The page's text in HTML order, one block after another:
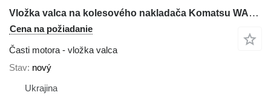
Vložka valca na kolesového nakladača Komatsu WA380
Cena na požiadanie
Časti motora - vložka valca
Stav nový
Ukrajina